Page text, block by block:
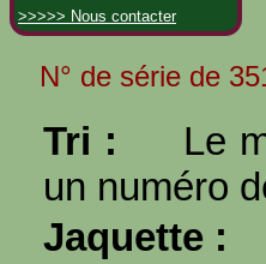
>>>>> Nous contacter
N° de série de
Tri :
Le
un numéro
Jaquette :